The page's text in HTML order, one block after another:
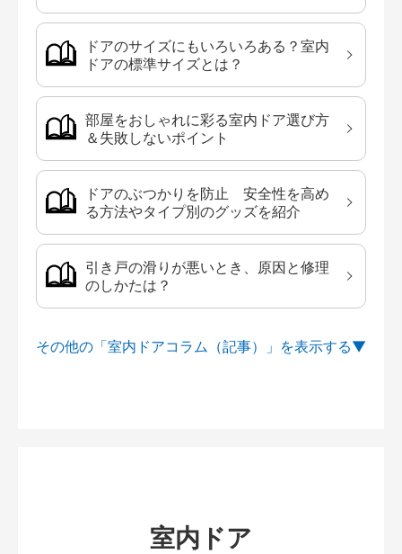
ドアのサイズにもいろいろある？室内
ドアの標準サイズとは？
部屋をおしゃれに彩る室内ドア選び方
＆失敗しないポイント
ドアのぶつかりを防止 安全性を高め
る方法やタイプ別のグッズを紹介
引き戸の滑りが悪いとき、原因と修理
のしかたは？
その他の「室内ドアコラム（記事）」を
室内ドア